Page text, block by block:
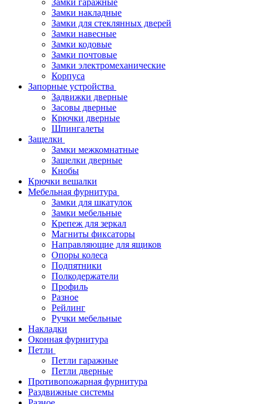
Замки гаражные
Замки накладные
Замки для стеклянных дверей
Замки навесные
Замки кодовые
Замки почтовые
Замки электромеханические
Корпуса
Запорные устройства
Задвижки дверные
Засовы дверные
Крючки дверные
Шпингалеты
Защелки
Замки межкомнатные
Защелки дверные
Кнобы
Крючки вешалки
Мебельная фурнитура
Замки для шкатулок
Замки мебельные
Крепеж для зеркал
Магниты фиксаторы
Направляющие для ящиков
Опоры колеса
Подпятники
Полкодержатели
Профиль
Разное
Рейлинг
Ручки мебельные
Накладки
Оконная фурнитура
Петли
Петли гаражные
Петли дверные
Противопожарная фурнитура
Раздвижные системы